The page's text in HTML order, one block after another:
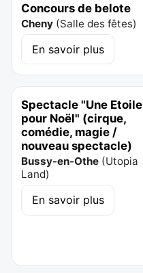
Concours de belote
Cheny (Salle des fêtes)
En savoir plus
Spectacle "Une Etoile
pour Noël" (cirque,
comédie, magie /
nouveau spectacle)
Bussy-en-Othe (Utopia
Land)
En savoir plus